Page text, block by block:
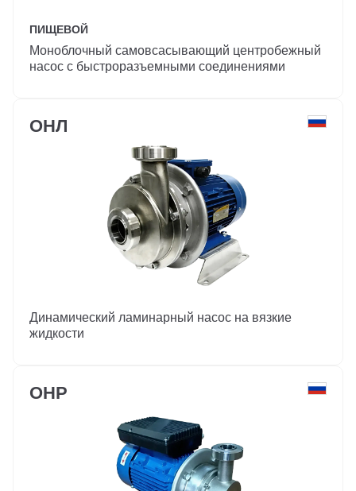
ПИЩЕВОЙ
Моноблочный самовсасывающий центробежный
насос с быстроразъемными соединениями
ОНЛ
Динамический ламинарный насос на вязкие
жидкости
ОНР